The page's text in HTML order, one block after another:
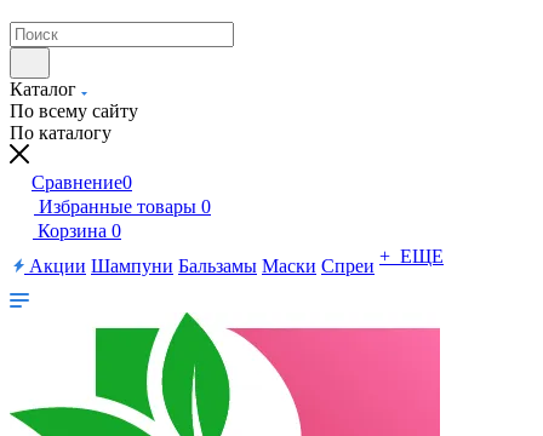
Каталог
По всему сайту
По каталогу
Сравнение0
Избранные товары 0
Корзина 0
Акции Шампуни Бальзамы Маски Спреи + ЕЩЕ